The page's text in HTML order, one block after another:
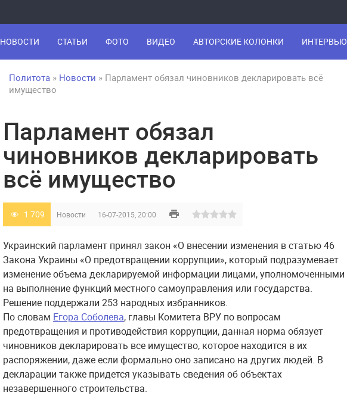
НОВОСТИ СТАТЬИ ФОТО ВИДЕО АВТОРСКИЕ КОЛОНКИ ИНТЕРВЬЮ
Политота » Новости » Парламент обязал чиновников декларировать всё
имущество
Парламент обязал
чиновников декларировать
всё имущество
1 709 Новости 16-07-2015, 20:00
Украинский парламент принял закон «О внесении изменения в статью 46
Закона Украины «О предотвращении коррупции», который подразумевает
изменение объема декларируемой информации лицами, уполномоченными
на выполнение функций местного самоуправления или государства.
Решение поддержали 253 народных избранников.
По словам Егора Соболева, главы Комитета ВРУ по вопросам
предотвращения и противодействия коррупции, данная норма обязует
чиновников декларировать все имущество, которое находится в их
распоряжении, даже если формально оно записано на других людей. В
декларации также придется указывать сведения об объектах
незавершенного строительства.